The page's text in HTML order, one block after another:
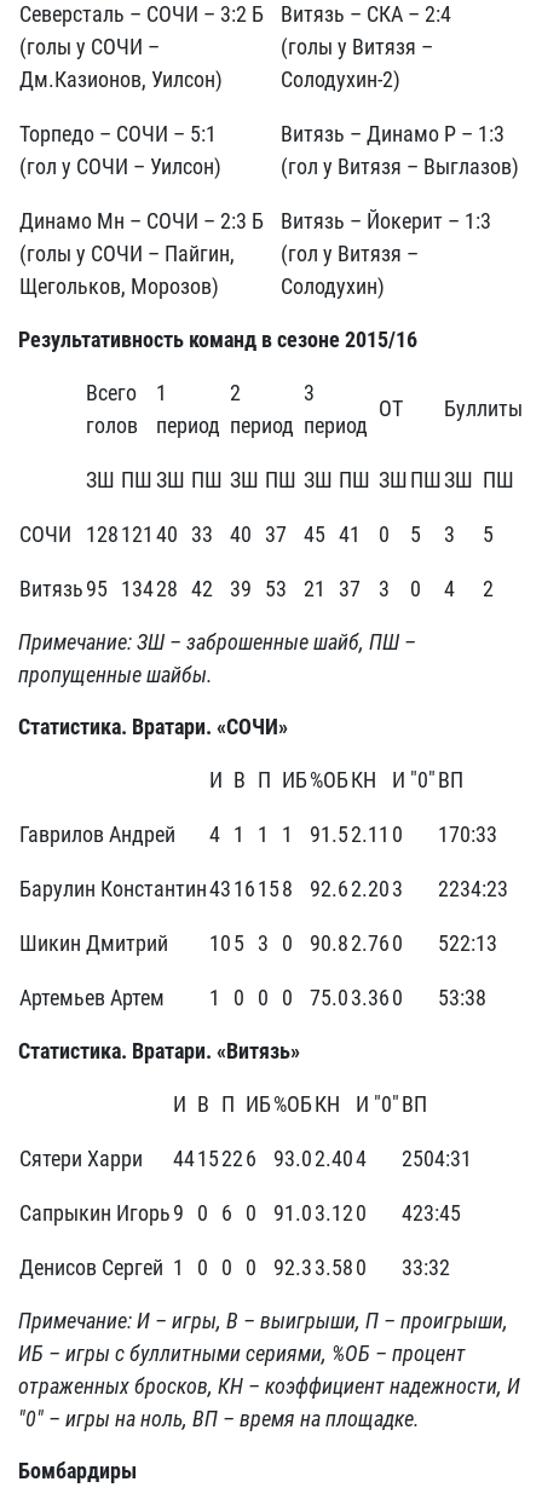
Северсталь – СОЧИ – 3:2 Б
(голы у СОЧИ –
Дм.Казионов, Уилсон)
Витязь – СКА – 2:4
(голы у Витязя –
Солодухин-2)
Торпедо – СОЧИ – 5:1
(гол у СОЧИ – Уилсон)
Витязь – Динамо Р – 1:3
(гол у Витязя – Выглазов)
Динамо Мн – СОЧИ – 2:3 Б
(голы у СОЧИ – Пайгин,
Щегольков, Морозов)
Витязь – Йокерит – 1:3
(гол у Витязя –
Солодухин)
Результативность команд в сезоне 2015/16
Всего
голов
1
период
2
период
3
период
ОТ Буллиты
ЗШ ПШЗШ ПШ ЗШ ПШ ЗШ ПШ ЗШПШЗШ ПШ
СОЧИ 128121 40 33 40 37 45 41 0 5 3 5
Витязь95 13428 42 39 53 21 37 3 0 4 2
Примечание: ЗШ – заброшенные шайб, ПШ –
пропущенные шайбы.
Статистика. Вратари. «СОЧИ»
И В П ИБ%ОБКН И "0"ВП
Гаврилов Андрей 4 1 1 1 91.52.11 0 170:33
Барулин Константин4316158 92.62.203 2234:23
Шикин Дмитрий 105 3 0 90.82.760 522:13
Артемьев Артем 1 0 0 0 75.03.360 53:38
Статистика. Вратари. «Витязь»
И В П ИБ%ОБКН И "0"ВП
Сятери Харри 4415226 93.02.404 2504:31
Сапрыкин Игорь9 0 6 0 91.03.120 423:45
Денисов Сергей 1 0 0 0 92.33.580 33:32
Примечание: И – игры, В – выигрыши, П – проигрыши,
ИБ – игры с буллитными сериями, %ОБ – процент
отраженных бросков, КН – коэффициент надежности, И
"0" – игры на ноль, ВП – время на площадке.
Бомбардиры